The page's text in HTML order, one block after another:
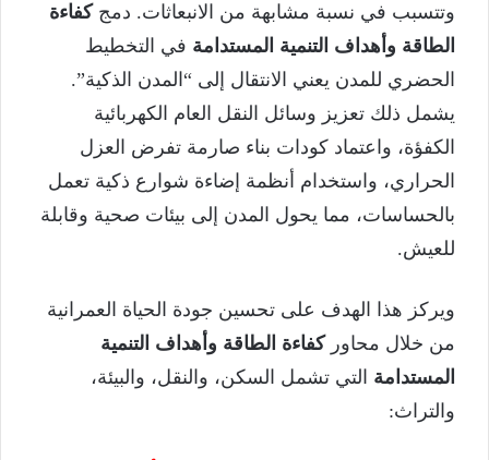
وتتسبب في نسبة مشابهة من الانبعاثات. دمجكفاءة
الطاقة وأهداف التنمية المستدامة في التخطيط
الحضري للمدن يعني الانتقال إلى “المدن الذكية”.
يشمل ذلك تعزيز وسائل النقل العام الكهربائية
الكفؤة، واعتماد كودات بناء صارمة تفرض العزل
الحراري، واستخدام أنظمة إضاءة شوارع ذكية تعمل
بالحساسات، مما يحول المدن إلى بيئات صحية وقابلة
للعيش.
ويركز هذا الهدف على تحسين جودة الحياة العمرانية
من خلال محاوركفاءة الطاقة وأهداف التنمية
المستدامة التي تشمل السكن، والنقل، والبيئة،
والتراث: